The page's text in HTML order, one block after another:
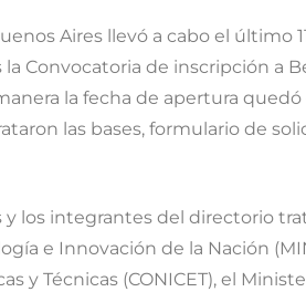
Aires llevó a cabo el último
Convocatoria de inscripción a
la fecha de apertura
las bases, formulario de
y los integrantes del directorio
e Innovación de la Nación
y Técnicas (CONICET), el